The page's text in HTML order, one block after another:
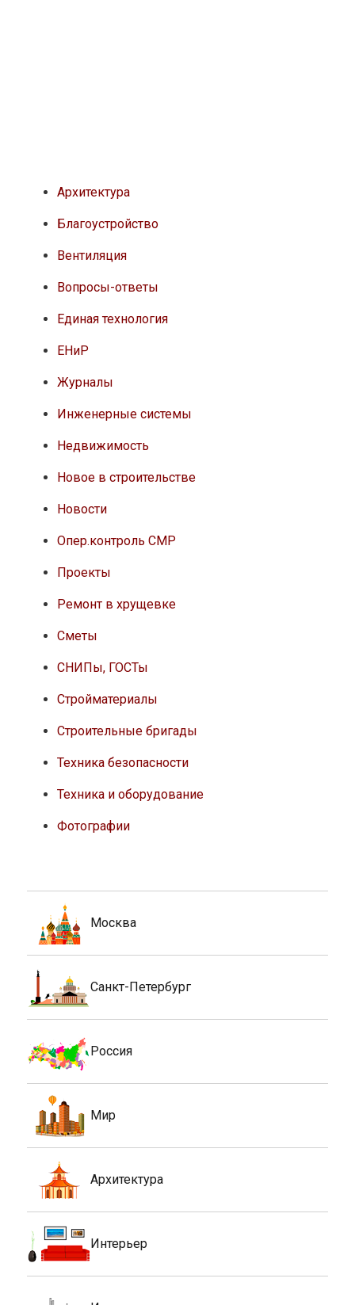
Архитектура
Благоустройство
Вентиляция
Вопросы-ответы
Единая технология
ЕНиР
Журналы
Инженерные системы
Недвижимость
Новое в строительстве
Новости
Опер.контроль СМР
Проекты
Ремонт в хрущевке
Сметы
СНИПы, ГОСТы
Стройматериалы
Строительные бригады
Техника безопасности
Техника и оборудование
Фотографии
Москва
Санкт-Петербург
Россия
Мир
Архитектура
Интерьер